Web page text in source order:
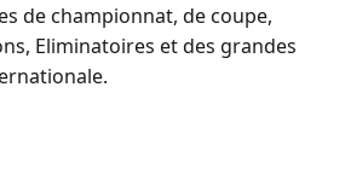
de championnat, de coupe,
Eliminatoires et des grandes